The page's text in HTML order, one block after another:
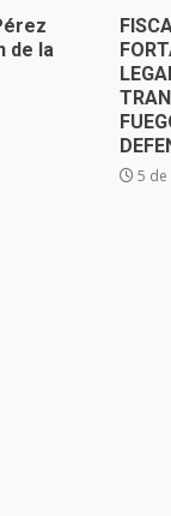
de la
5 de